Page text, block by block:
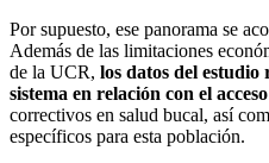
Por supuesto, ese panorama se
Además de las limitaciones
de la UCR, los datos del
sistema en relación con el
correctivos en salud bucal, así
específicos para esta población.